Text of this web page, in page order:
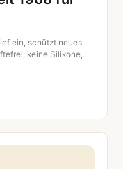
ein, schützt neues
keine Silikone,